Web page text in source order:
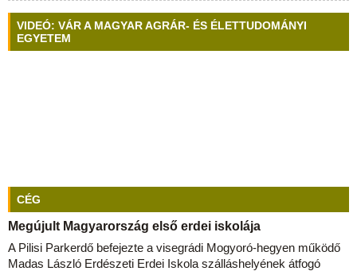
VIDEÓ: VÁR A MAGYAR AGRÁR- ÉS ÉLETTUDOMÁNYI
EGYETEM
CÉG
Megújult Magyarország első erdei iskolája
A Pilisi Parkerdő befejezte a visegrádi Mogyoró-hegyen működő
Madas László Erdészeti Erdei Iskola szálláshelyének átfogó